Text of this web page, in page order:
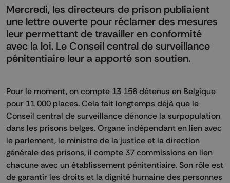
Mercredi, les directeurs de prison publiaient
une lettre ouverte pour réclamer des mesures
leur permettant de travailler en conformité
avec la loi. Le Conseil central de surveillance
pénitentiaire leur a apporté son soutien.
Pour le moment, on compte 13 156 détenus en Belgique
pour 11 000 places. Cela fait longtemps déjà que le
Conseil central de surveillance dénonce la surpopulation
dans les prisons belges. Organe indépendant en lien avec
le parlement, le ministre de la justice et la direction
générale des prisons, il compte 37 commissions en lien
chacune avec un établissement pénitentiaire. Son rôle est
de garantir les droits et la dignité humaine des personnes